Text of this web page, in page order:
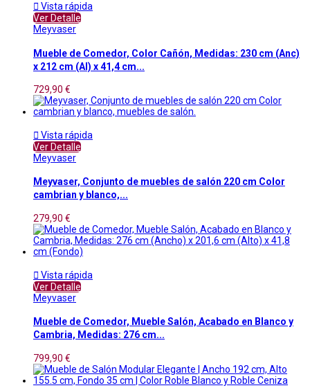
 Vista rápida
Ver Detalle
Meyvaser
Mueble de Comedor, Color Cañón, Medidas: 230 cm (Anc)
x 212 cm (Al) x 41,4 cm...
729,90 €
 Vista rápida
Ver Detalle
Meyvaser
Meyvaser, Conjunto de muebles de salón 220 cm Color
cambrian y blanco,...
279,90 €
 Vista rápida
Ver Detalle
Meyvaser
Mueble de Comedor, Mueble Salón, Acabado en Blanco y
Cambria, Medidas: 276 cm...
799,90 €